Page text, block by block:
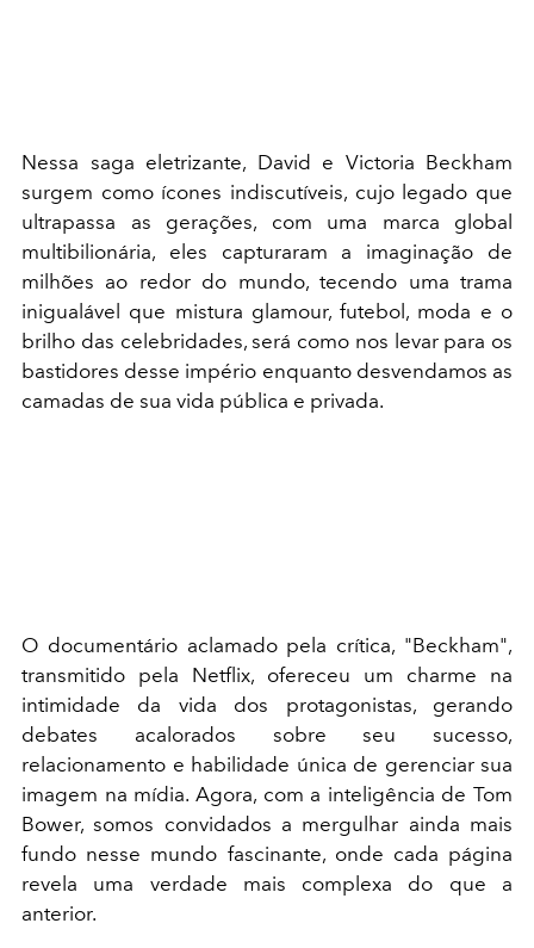
Nessa saga eletrizante, David e Victoria Beckham
surgem como ícones indiscutíveis, cujo legado que
ultrapassa as gerações, com uma marca global
multibilionária, eles capturaram a imaginação de
milhões ao redor do mundo, tecendo uma trama
inigualável que mistura glamour, futebol, moda e o
brilho das celebridades, será como nos levar para os
bastidores desse império enquanto desvendamos as
camadas de sua vida pública e privada.
O documentário aclamado pela crítica, "Beckham",
transmitido pela Netflix, ofereceu um charme na
intimidade da vida dos protagonistas, gerando
debates acalorados sobre seu sucesso,
relacionamento e habilidade única de gerenciar sua
imagem na mídia. Agora, com a inteligência de Tom
Bower, somos convidados a mergulhar ainda mais
fundo nesse mundo fascinante, onde cada página
revela uma verdade mais complexa do que a
anterior.